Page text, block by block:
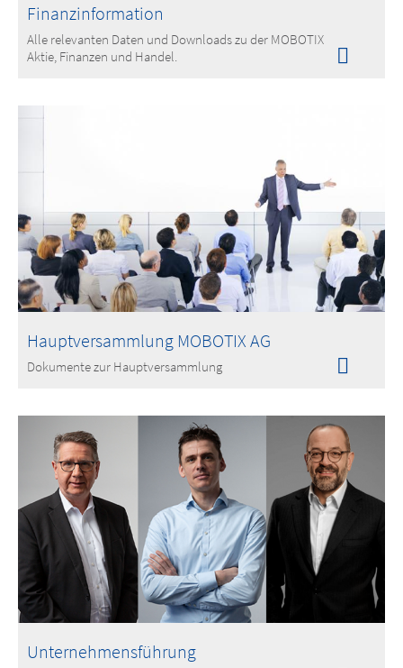
Finanzinformation
Alle relevanten Daten und Downloads zu der MOBOTIX
Aktie, Finanzen und Handel.
Hauptversammlung MOBOTIX AG
Dokumente zur Hauptversammlung
Unternehmensführung